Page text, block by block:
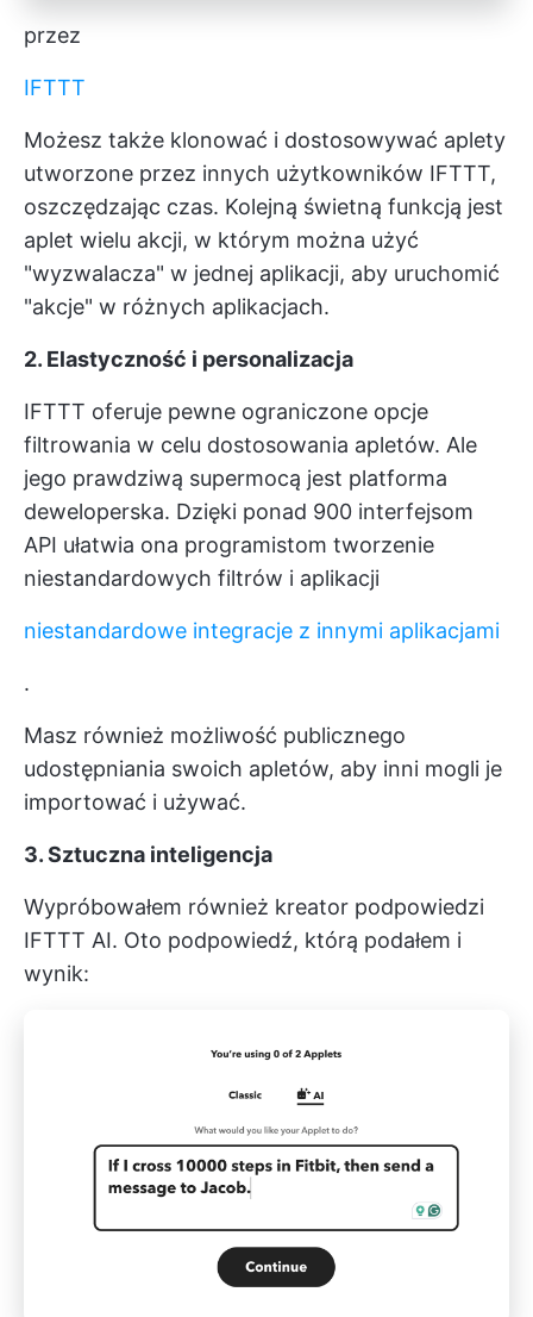
przez
IFTTT
Możesz także klonować i dostosowywać aplety
utworzone przez innych użytkowników IFTTT,
oszczędzając czas. Kolejną świetną funkcją jest
aplet wielu akcji, w którym można użyć
"wyzwalacza" w jednej aplikacji, aby uruchomić
"akcje" w różnych aplikacjach.
2. Elastyczność i personalizacja
IFTTT oferuje pewne ograniczone opcje
filtrowania w celu dostosowania apletów. Ale
jego prawdziwą supermocą jest platforma
deweloperska. Dzięki ponad 900 interfejsom
API ułatwia ona programistom tworzenie
niestandardowych filtrów i aplikacji
niestandardowe integracje z innymi aplikacjami
.
Masz również możliwość publicznego
udostępniania swoich apletów, aby inni mogli je
importować i używać.
3. Sztuczna inteligencja
Wypróbowałem również kreator podpowiedzi
IFTTT AI. Oto podpowiedź, którą podałem i
wynik: